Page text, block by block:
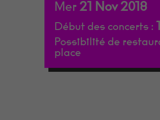
Mer 21 Nov 2018
Début des concerts :
Possibilité de
place